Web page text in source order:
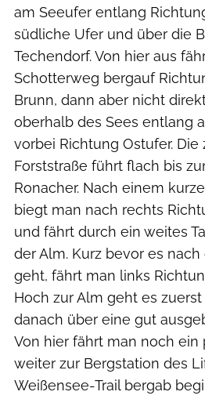
am Seeufer entlang
südliche Ufer und über die
Techendorf. Von hier aus
Schotterweg bergauf
Brunn, dann aber nicht
oberhalb des Sees entlang
vorbei Richtung Ostufer. Die
Forststraße führt flach bis
Ronacher. Nach einem
biegt man nach rechts
und fährt durch ein weites
der Alm. Kurz bevor es
geht, fährt man links
Hoch zur Alm geht es
danach über eine gut
Von hier fährt man noch ein
weiter zur Bergstation des
Weißensee-Trail bergab